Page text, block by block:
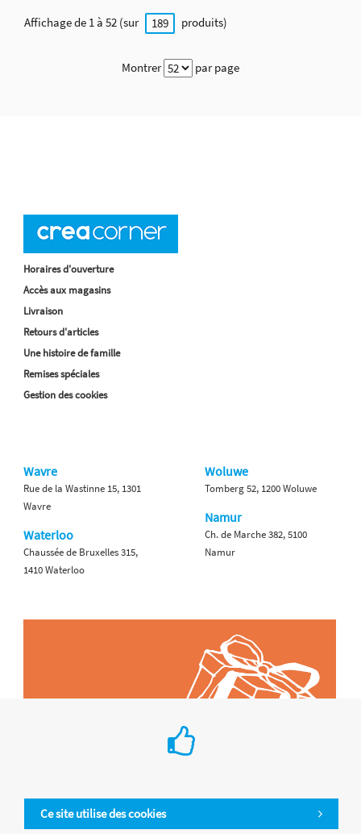
Affichage de 1 à 52 (sur 189 produits)
Montrer par page
Ce site utilise des cookies
Horaires d'ouverture
Accès aux magasins
Livraison
Retours d'articles
Une histoire de famille
Remises spéciales
Gestion des cookies
Wavre
Rue de la Wastinne 15, 1301
Wavre
Waterloo
Chaussée de Bruxelles 315,
1410 Waterloo
Woluwe
Tomberg 52, 1200 Woluwe
Namur
Ch. de Marche 382, 5100
Namur